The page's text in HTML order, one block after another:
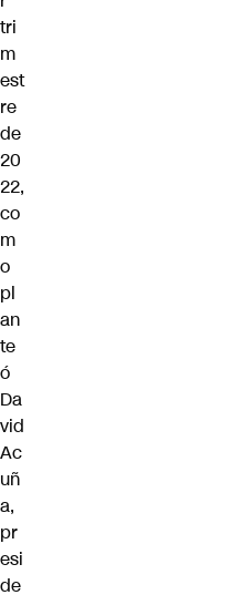
tri
m
est
re
de
20
22,
co
m
o
pl
an
te
ó
Da
vid
Ac
uñ
a,
pr
esi
de